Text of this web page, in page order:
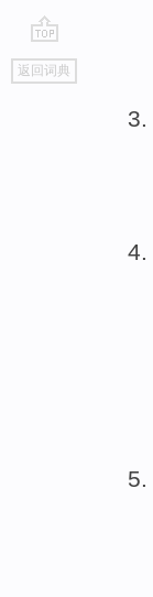
go
top
返回词典